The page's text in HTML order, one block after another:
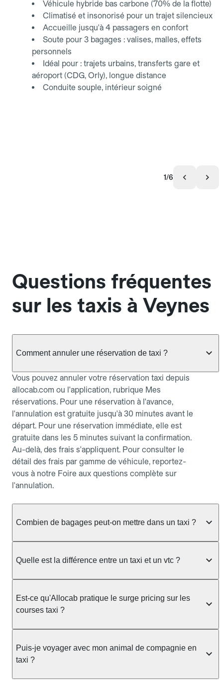
Véhicule hybride bas carbone (70% de la flotte)
Climatisé et insonorisé pour un trajet silencieux
Accueille jusqu'à 4 passagers en confort
Soute pour 3 bagages : valises, malles, effets
personnels
Idéal pour : trajets urbains, transferts gare et
aéroport (CDG, Orly), longue distance
Conduite souple, intérieur soigné
1/6
Questions fréquentes
sur les taxis à Veynes
Comment annuler une réservation de taxi ?
Vous pouvez annuler votre réservation taxi depuis
allocab.com ou l'application, rubrique Mes
réservations. Pour une réservation à l'avance,
l'annulation est gratuite jusqu'à 30 minutes avant le
départ. Pour une réservation immédiate, elle est
gratuite dans les 5 minutes suivant la confirmation.
Au-delà, des frais s'appliquent. Pour consulter le
détail des frais par gamme de véhicule, reportez-
vous à notre Foire aux questions complète sur
l'annulation.
Combien de bagages peut-on mettre dans un taxi ?
taxi berline accueille en général jusqu'à 3 bagages
ou nombreux, précisez-le dans le champ "Message
au chauffeur" lors de la réservation. Le prix n'est
pas impacté par le nombre de bagages.
Quelle est la différence entre un taxi et un vtc ?
prendre en charge directement dans la rue, à une
station ou sur réservation, avec un tarif au
réservation et propose un prix fixe annoncé à
l'avance. Chez Allocab, réservez facilement votre
taxi.
Est-ce qu'Allocab pratique le surge pricing sur les
courses taxi ?
réglementation préfectorale et suit un barème
officiel : il protège des hausses liées à la demande.
Puis-je voyager avec mon animal de compagnie en
taxi ?